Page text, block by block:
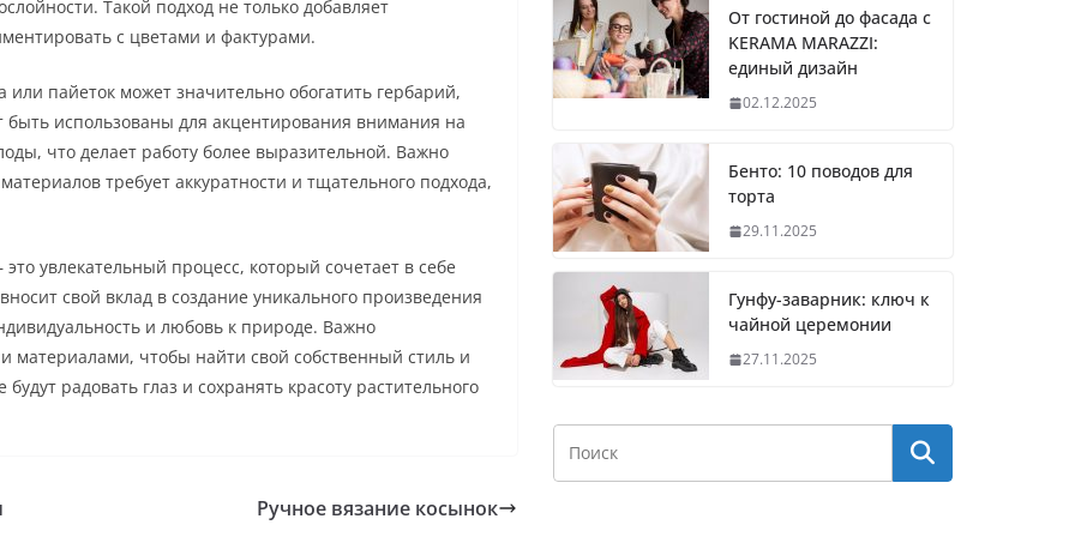
Такой подход не только добавляет
с цветами и фактурами.
пайеток может значительно обогатить гербарий,
быть использованы для акцентирования внимания на
что делает работу более выразительной. Важно
требует аккуратности и тщательного подхода,
увлекательный процесс, который сочетает в себе
свой вклад в создание уникального произведения
и любовь к природе. Важно
материалами, чтобы найти свой собственный стиль и
радовать глаз и сохранять красоту растительного
Ручное вязание косынок
От гостиной до фасада с
KERAMA MARAZZI:
единый дизайн
02.12.2025
Бенто: 10 поводов для
торта
29.11.2025
Гунфу-заварник: ключ к
чайной церемонии
27.11.2025